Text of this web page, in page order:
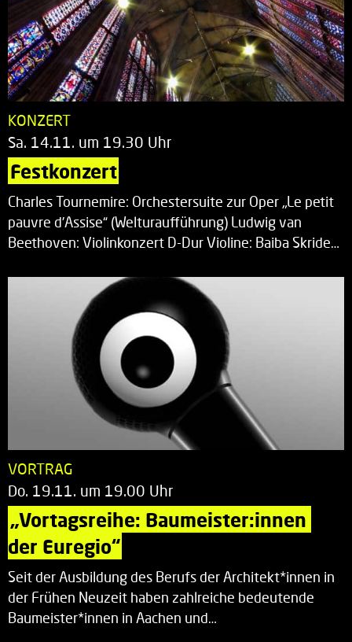
KONZERT
Sa. 14.11. um 19.30 Uhr
Festkonzert
Charles Tournemire: Orchestersuite zur Oper „Le petit
pauvre d’Assise“ (Welturaufführung) Ludwig van
Beethoven: Violinkonzert D-Dur Violine: Baiba Skride…
VORTRAG
Do. 19.11. um 19.00 Uhr
„Vortagsreihe: Baumeister:innen
der Euregio“
Seit der Ausbildung des Berufs der Architekt*innen in
der Frühen Neuzeit haben zahlreiche bedeutende
Baumeister*innen in Aachen und…